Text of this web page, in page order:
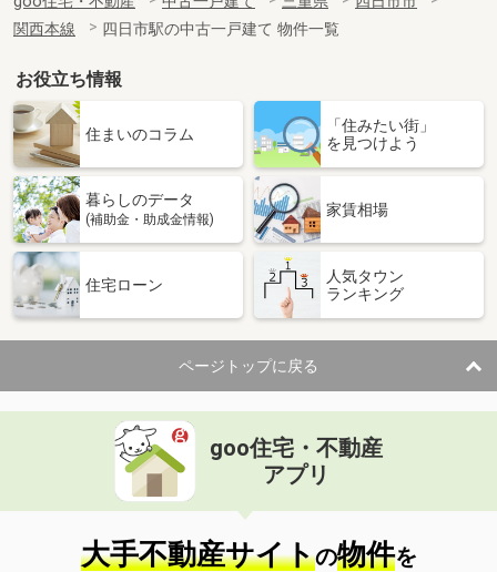
関西本線
四日市駅の中古一戸建て 物件一覧
お役立ち情報
住まいのコラム
「住みたい街」
を見つけよう
暮らしのデータ
(補助金・助成金情報)
家賃相場
住宅ローン
人気タウン
ランキング
ページトップに戻る
goo住宅・不動産
アプリ
大手不動産サイトの物件を